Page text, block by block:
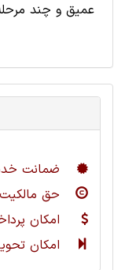
عمیق و چند
ضمانت
حق
امکان
امکان